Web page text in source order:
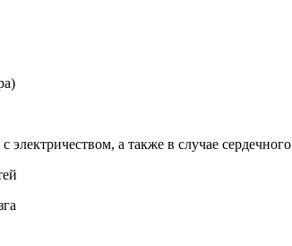
а также в случае